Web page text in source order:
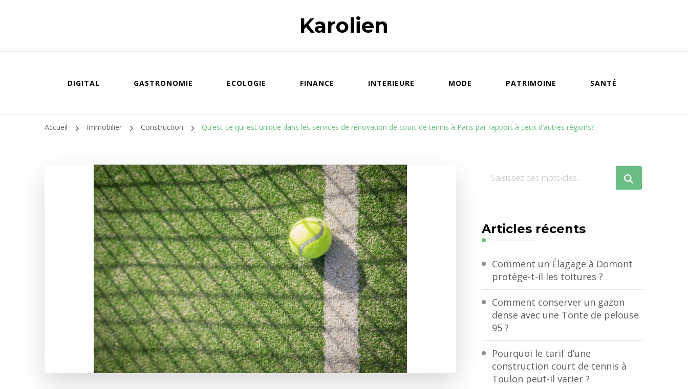
Karolien
DIGITAL GASTRONOMIE ECOLOGIE FINANCE INTERIEURE MODE PATRIMOINE SANTÉ
Accueil Immobilier Construction Qu’est-ce qui est unique dans les services de rénovation de court de tennis à Paris par rapport à ceux d’autres régions?
Vous
?
Articles récents
Comment un Élagage à Domont
protège-t-il les toitures ?
Comment conserver un gazon
dense avec une Tonte de pelouse
95 ?
Pourquoi le tarif d’une
construction court de tennis à
Toulon peut-il varier ?